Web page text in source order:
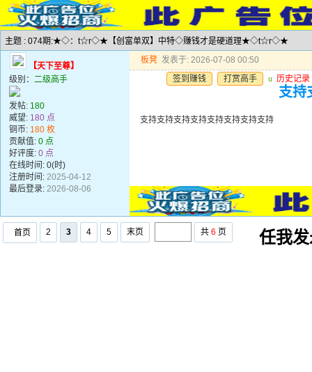
主题 : 074期:★◇：t☆r◇★【创富单双】中特◇赚钱才是硬道理★◇t☆r◇★
【天下至尊】
级别： 二级高手
发帖: 180
威望: 180 点
铜币: 180 枚
贡献值: 0 点
好评度: 0 点
在线时间: 0(时)
注册时间: 2025-04-12
最后登录: 2026-08-06
板凳 发表于: 2026-07-08 00:50
签到赚钱
打赏高手 u 历史记录
支持
支持支持支持支持支持支持支持支持
首页 2 3 4 5 末页 共 6 页 任我发